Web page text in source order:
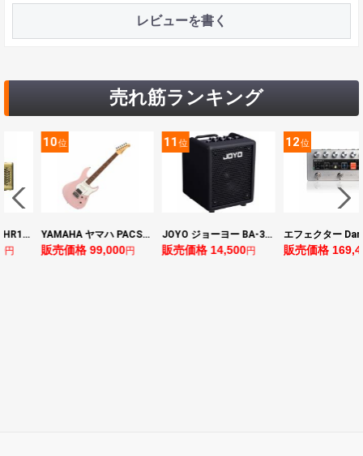
レビューを書く
売れ筋ランキング
YAMAHA ヤマハ PACS+12 ASP Pacifica Standard Plus パシフィカスタンダードプラス エレキギター
11
JOYO ジョーヨー BA-30 VIBE CUBE BLK 30W 小型ベースアンプ Bluetooth+OTGオーディオI/F搭載
販売価格 14,500
12位
エフェクター Darkglass Electronics Anagram ベースエフェクター プリアンプ ダークグラス アナグラム
販売価格 169,400
13
販売価格